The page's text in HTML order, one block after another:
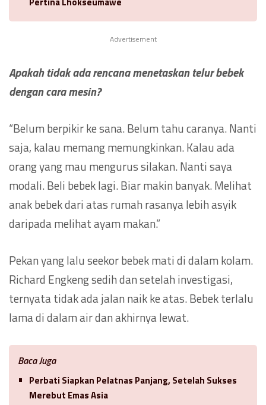
Advertisement
Apakah tidak ada rencana menetaskan telur bebek
dengan cara mesin?
“Belum berpikir ke sana. Belum tahu caranya. Nanti
saja, kalau memang memungkinkan. Kalau ada
orang yang mau mengurus silakan. Nanti saya
modali. Beli bebek lagi. Biar makin banyak. Melihat
anak bebek dari atas rumah rasanya lebih asyik
daripada melihat ayam makan.”
Pekan yang lalu seekor bebek mati di dalam kolam.
Richard Engkeng sedih dan setelah investigasi,
ternyata tidak ada jalan naik ke atas. Bebek terlalu
lama di dalam air dan akhirnya lewat.
Baca Juga
Perbati Siapkan Pelatnas Panjang, Setelah Sukses
Merebut Emas Asia